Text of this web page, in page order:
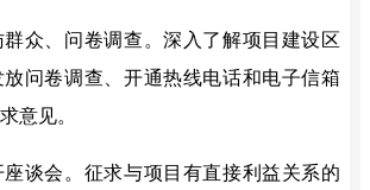
群众、问卷调查。深入了解项目建设区
问卷调查、开通热线电话和电子信箱
意见。
谈会。 征求与项目有直接利益关系的